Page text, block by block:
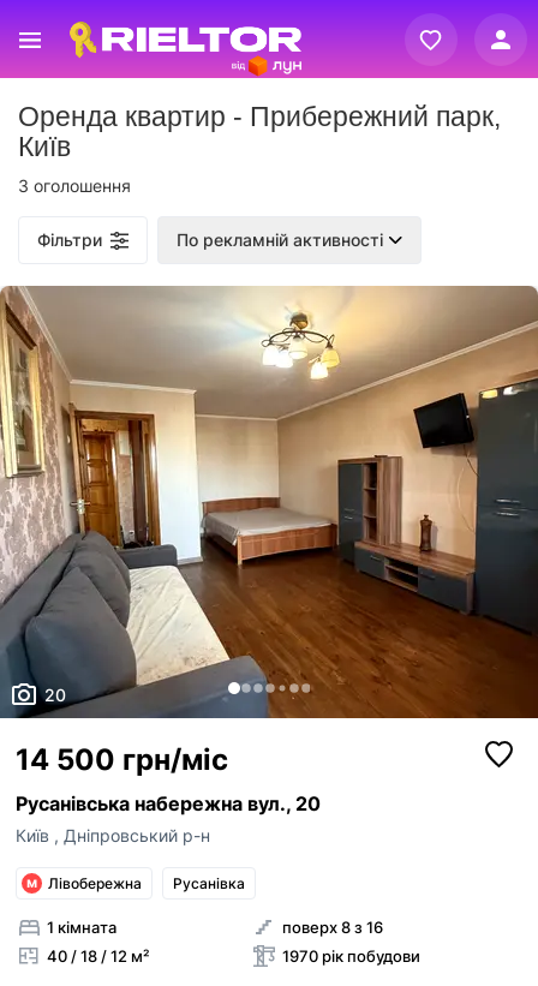
Реєстрація
Вхід
Оренда квартир - Прибережний парк,
Київ
3 оголошення
Фільтри По рекламній активності
20
14 500 грн/міс
Русанівська набережна вул., 20
Київ , Дніпровський р-н
Лівобережна Русанівка
1 кімната
40 / 18 / 12 м²
поверх 8 з 16
1970 рік побудови